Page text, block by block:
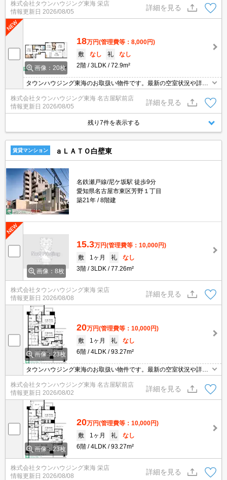
株式会社タウンハウジング東海 栄店
情報更新日 2026/08/05
詳細を見る
画像：20枚
18万円(管理費等：8,000円)
敷
なし 礼
なし
2階
3LDK 72.9m²
タウンハウジング東海のお取扱い物件です。最新の空室状況や詳細
株式会社タウンハウジング東海 名古屋駅前店
情報更新日 2026/08/05
詳細を見る
残り7件を表示する
賃貸マンション ａＬＡＴＯ白壁東
名鉄瀬戸線/尼ケ坂駅 徒歩9分
愛知県名古屋市東区芳野１丁目
築21年
8階建
画像：8枚
15.3万円(管理費等：10,000円)
敷
1ヶ月 礼
なし
3階
3LDK 77.26m²
株式会社タウンハウジング東海 栄店
情報更新日 2026/08/08
詳細を見る
画像：23枚
20万円(管理費等：10,000円)
敷
1ヶ月 礼
なし
6階
4LDK 93.27m²
タウンハウジング東海のお取扱い物件です。最新の空室状況や詳細
株式会社タウンハウジング東海 名古屋駅前店
情報更新日 2026/08/02
詳細を見る
画像：23枚
20万円(管理費等：10,000円)
敷
1ヶ月 礼
なし
6階
4LDK 93.27m²
株式会社タウンハウジング東海 栄店
情報更新日 2026/08/08
詳細を見る